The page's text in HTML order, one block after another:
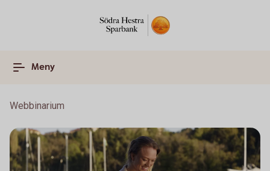
Meny
Webbinarium